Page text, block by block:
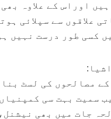
اوراس کے علاوہ بھی
علاقوں سے سپلائی
کسی طور درست نہیں
مصالحوں کی لسٹ
سمیت بہت سی کمپنیاں
جات میں بھی نیشنل،